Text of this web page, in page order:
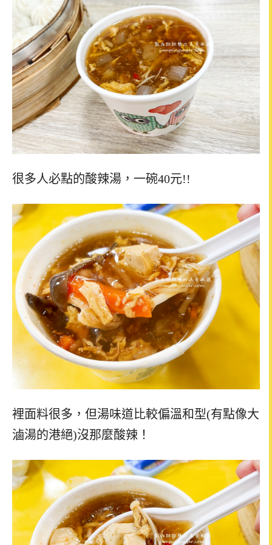
很多人必點的酸辣湯，一碗40元!!
裡面料很多，但湯味道比較偏溫和型(有點像大
滷湯的港絕)沒那麼酸辣！